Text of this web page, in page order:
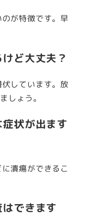
が特徴です。早
ど大丈夫？
しています。放
しょう。
状が出ます
潰瘍ができるこ
できます